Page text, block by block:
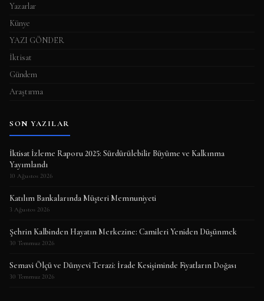
Yazarlar
Künye
YAZI GÖNDER
İktisat
Gündem
Araştırma
SON YAZILAR
İktisat İzleme Raporu 2025: Sürdürülebilir Büyüme ve Kalkınma
Yayımlandı
10 Ağustos 2026
Katılım Bankalarında Müşteri Memnuniyeti
3 Ağustos 2026
Şehrin Kalbinden Hayatın Merkezine: Camileri Yeniden Düşünmek
30 Temmuz 2026
Semavi Ölçü ve Dünyevi Terazi: İrade Kesişiminde Fiyatların Doğası
30 Temmuz 2026